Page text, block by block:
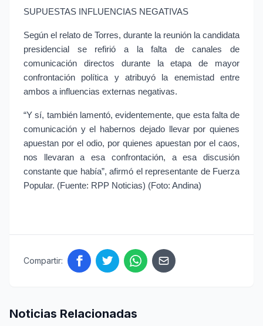
SUPUESTAS INFLUENCIAS NEGATIVAS
Según el relato de Torres, durante la reunión la candidata
presidencial se refirió a la falta de canales de
comunicación directos durante la etapa de mayor
confrontación política y atribuyó la enemistad entre
ambos a influencias externas negativas.
“Y sí, también lamentó, evidentemente, que esta falta de
comunicación y el habernos dejado llevar por quienes
apuestan por el odio, por quienes apuestan por el caos,
nos llevaran a esa confrontación, a esa discusión
constante que había”, afirmó el representante de Fuerza
Popular. (Fuente: RPP Noticias) (Foto: Andina)
Compartir:
Noticias Relacionadas